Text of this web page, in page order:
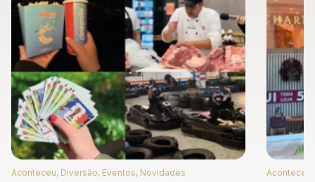
Aconteceu, Diversão, Eventos, Novidades